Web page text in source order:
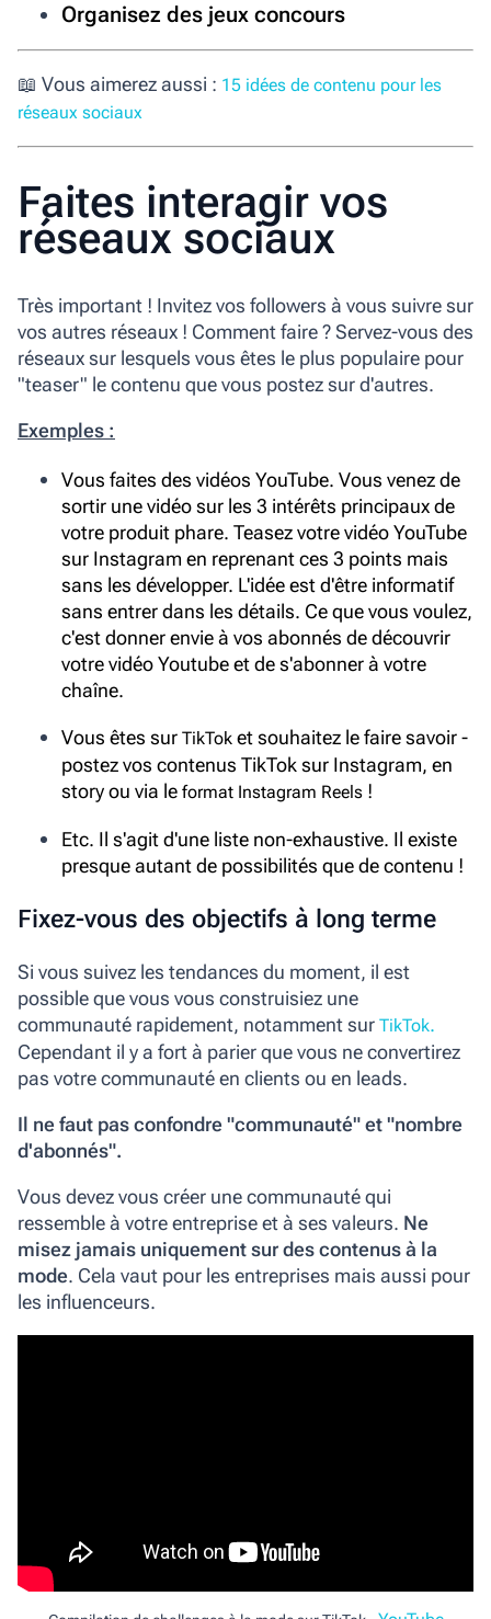
Organisez des jeux concours
📖 Vous aimerez aussi : 15 idées de contenu pour les
réseaux sociaux
Faites interagir vos
réseaux sociaux
Très important ! Invitez vos followers à vous suivre sur
vos autres réseaux ! Comment faire ? Servez-vous des
réseaux sur lesquels vous êtes le plus populaire pour
"teaser" le contenu que vous postez sur d'autres.
Exemples :
Vous faites des vidéos YouTube. Vous venez de
sortir une vidéo sur les 3 intérêts principaux de
votre produit phare. Teasez votre vidéo YouTube
sur Instagram en reprenant ces 3 points mais
sans les développer. L'idée est d'être informatif
sans entrer dans les détails. Ce que vous voulez,
c'est donner envie à vos abonnés de découvrir
votre vidéo Youtube et de s'abonner à votre
chaîne.
Vous êtes sur TikTok et souhaitez le faire savoir -
postez vos contenus TikTok sur Instagram, en
story ou via le format Instagram Reels !
Etc. Il s'agit d'une liste non-exhaustive. Il existe
presque autant de possibilités que de contenu !
Fixez-vous des objectifs à long terme
Si vous suivez les tendances du moment, il est
possible que vous vous construisiez une
communauté rapidement, notamment sur TikTok.
Cependant il y a fort à parier que vous ne convertirez
pas votre communauté en clients ou en leads.
Il ne faut pas confondre "communauté" et "nombre
d'abonnés".
Vous devez vous créer une communauté qui
ressemble à votre entreprise et à ses valeurs. Ne
misez jamais uniquement sur des contenus à la
mode. Cela vaut pour les entreprises mais aussi pour
les influenceurs.